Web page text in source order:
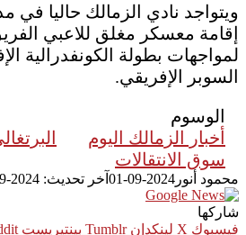
ويتواجد نادي الزمالك حاليا في
إقامة معسكر مغلق للاعبي
لمواجهات بطولة الكونفدرالية
السوبر الإفريقي.
الوسوم
أخبار الزمالك اليوم
سوق الانتقالات
محمود أنور 2024-09-01 آخر تحديث: 2024-09-01
شاركها
فيسبوك ‫X لينكدإن بينتيريست